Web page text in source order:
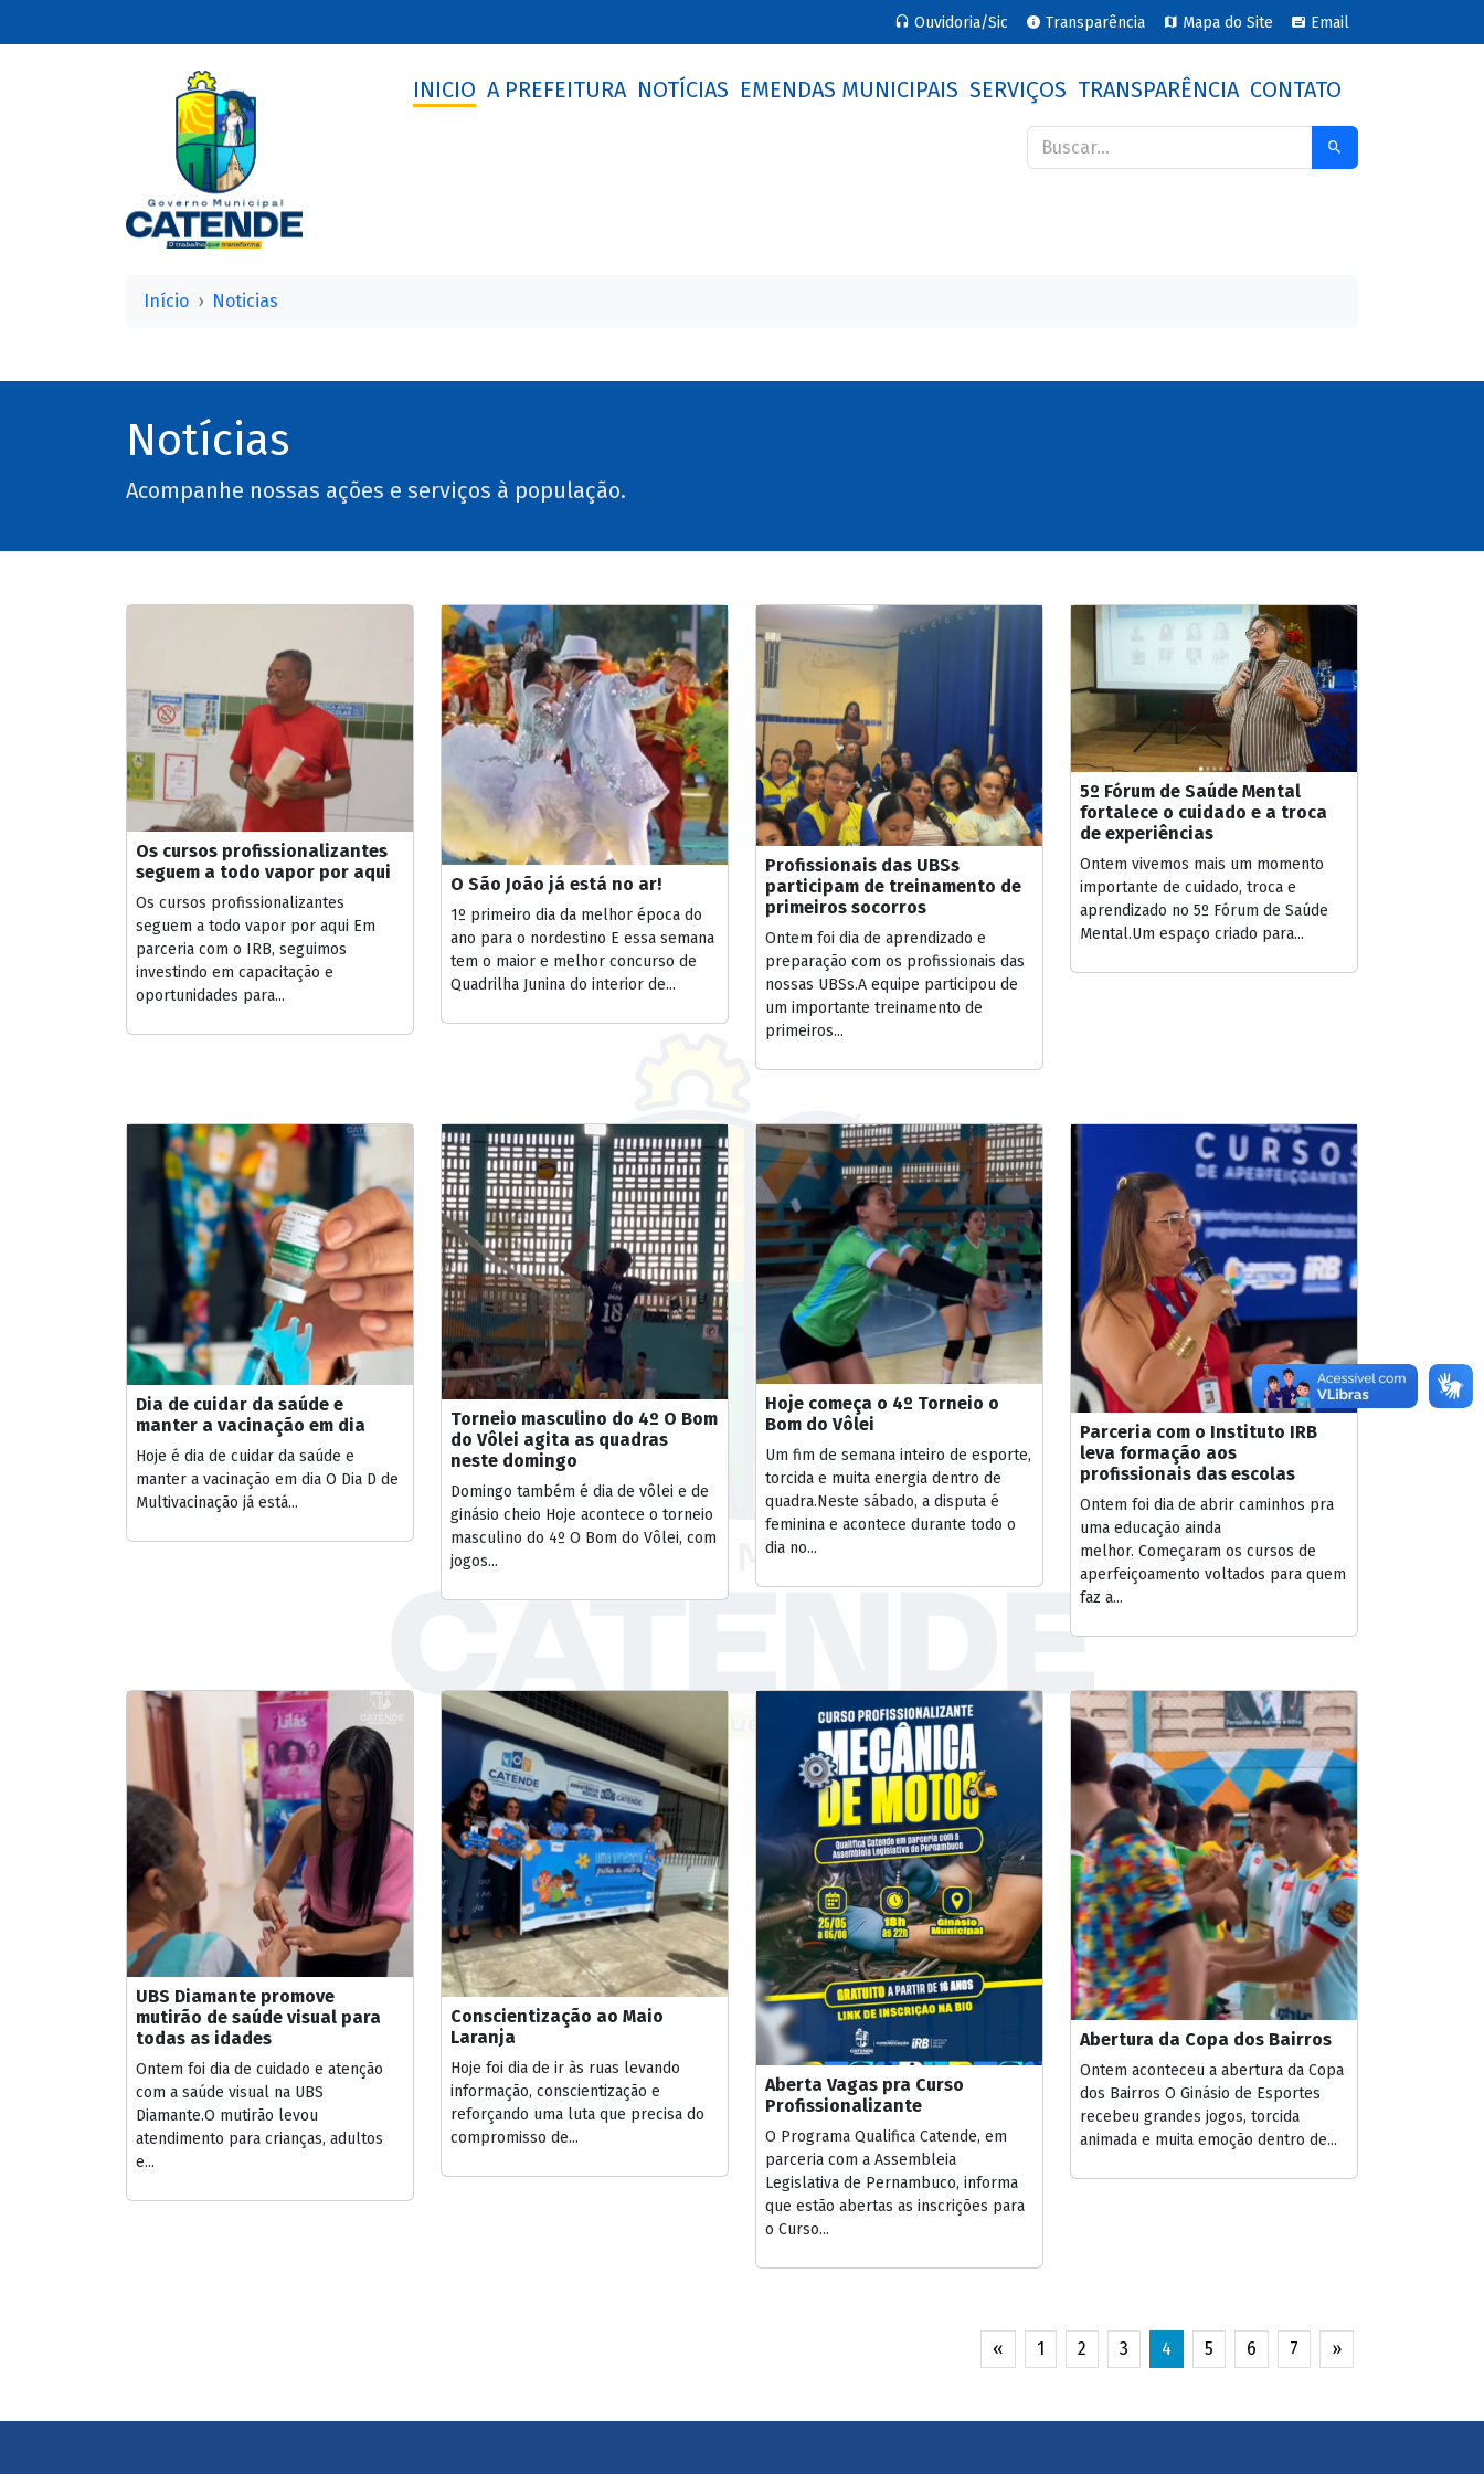
Ouvidoria/Sic Transparência Mapa do Site Email
INICIO A PREFEITURA NOTÍCIAS EMENDAS MUNICIPAIS SERVIÇOS TRANSPARÊNCIA CONTATO
Início Noticias
Notícias
Acompanhe nossas ações e serviços à população.
Os cursos profissionalizantes
seguem a todo vapor por aqui
Os cursos profissionalizantes
seguem a todo vapor por aqui Em
parceria com o IRB, seguimos
investindo em capacitação e
oportunidades para...
O São João já está no ar!
1º primeiro dia da melhor época do
ano para o nordestino E essa semana
tem o maior e melhor concurso de
Quadrilha Junina do interior de...
Profissionais das UBSs
participam de treinamento de
primeiros socorros
Ontem foi dia de aprendizado e
preparação com os profissionais das
nossas UBSs.A equipe participou de
um importante treinamento de
primeiros...
5º Fórum de Saúde Mental
fortalece o cuidado e a troca
de experiências
Ontem vivemos mais um momento
importante de cuidado, troca e
aprendizado no 5º Fórum de Saúde
Mental.Um espaço criado para...
Dia de cuidar da saúde e
manter a vacinação em dia
Hoje é dia de cuidar da saúde e
manter a vacinação em dia O Dia D de
Multivacinação já está...
Torneio masculino do 4º O Bom
do Vôlei agita as quadras
neste domingo
Domingo também é dia de vôlei e de
ginásio cheio Hoje acontece o torneio
masculino do 4º O Bom do Vôlei, com
jogos...
Hoje começa o 4º Torneio o
Bom do Vôlei
Um fim de semana inteiro de esporte,
torcida e muita energia dentro de
quadra.Neste sábado, a disputa é
feminina e acontece durante todo o
dia no...
Parceria com o Instituto IRB
leva formação aos
profissionais das escolas
Ontem foi dia de abrir caminhos pra
uma educação ainda
melhor. Começaram os cursos de
aperfeiçoamento voltados para quem
faz a...
UBS Diamante promove
mutirão de saúde visual para
todas as idades
Ontem foi dia de cuidado e atenção
com a saúde visual na UBS
Diamante.O mutirão levou
atendimento para crianças, adultos
e...
Conscientização ao Maio
Laranja
Hoje foi dia de ir às ruas levando
informação, conscientização e
reforçando uma luta que precisa do
compromisso de...
Aberta Vagas pra Curso
Profissionalizante
O Programa Qualifica Catende, em
parceria com a Assembleia
Legislativa de Pernambuco, informa
que estão abertas as inscrições para
o Curso...
Abertura da Copa dos Bairros
Ontem aconteceu a abertura da Copa
dos Bairros O Ginásio de Esportes
recebeu grandes jogos, torcida
animada e muita emoção dentro de...
« 1 2 3 4 5 6 7 »